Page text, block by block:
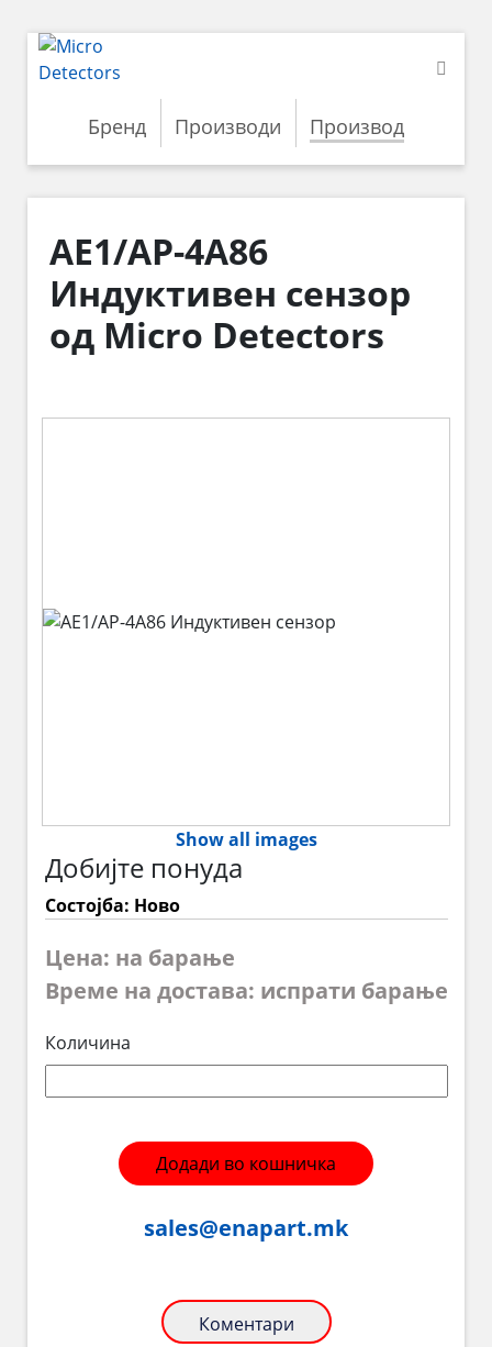
Бренд Производи Производ
AE1/AP-4A86
Индуктивен сензор
од Micro Detectors
Show all images
Добијте понуда
Состојба: Ново
Цена: на барање
Време на достава: испрати барање
Количина
Додади во кошничка
sales@enapart.mk
Коментари